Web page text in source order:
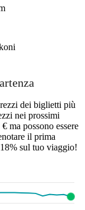
dei biglietti più
nei prossimi
ma possono essere
il prima
sul tuo viaggio!